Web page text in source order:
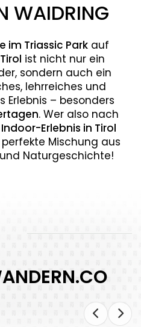
WAIDRING
im Triassic Parkauf
ist nicht nur ein
sondern auch ein
lehrreiches und
– besonders
. Wer also nach
Indoor-Erlebnis in Tirol
Mischung aus
Naturgeschichte!